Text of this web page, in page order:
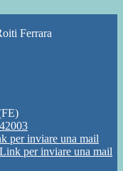
Ferrara
per inviare una mail
Link per inviare una mail